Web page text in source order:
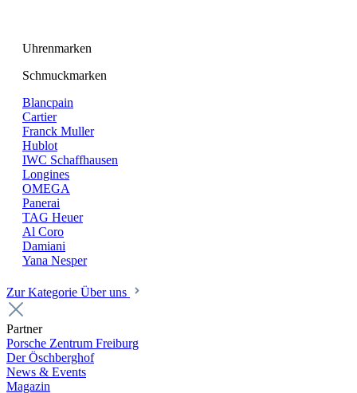
Uhrenmarken
Schmuckmarken
Blancpain
Cartier
Franck Muller
Hublot
IWC Schaffhausen
Longines
OMEGA
Panerai
TAG Heuer
Al Coro
Damiani
Yana Nesper
Zur Kategorie Über uns
Partner
Porsche Zentrum Freiburg
Der Öschberghof
News & Events
Magazin